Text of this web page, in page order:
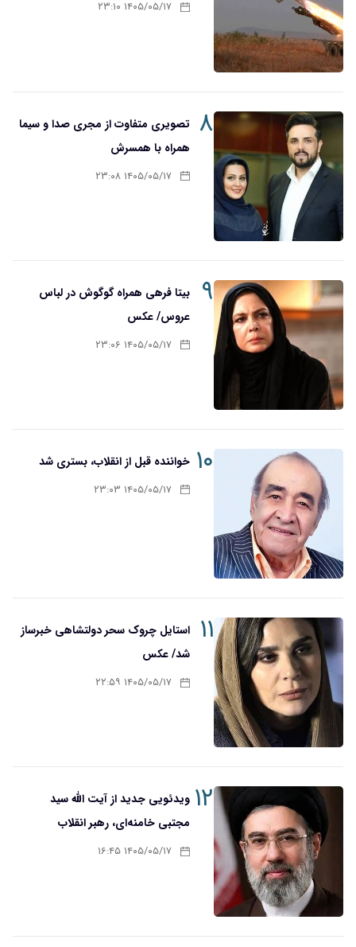
۱۴۰۵/۰۵/۱۷ ۲۳:۱۰
۸ تصویری متفاوت از مجری صدا و سیما
همراه با همسرش
۱۴۰۵/۰۵/۱۷ ۲۳:۰۸
۹
بیتا فرهی همراه گوگوش در لباس
عروس/ عکس
۱۴۰۵/۰۵/۱۷ ۲۳:۰۶
۱۰ خواننده قبل از انقلاب، بستری شد
۱۴۰۵/۰۵/۱۷ ۲۳:۰۳
۱۱
استایل چروک سحر دولتشاهی خبرساز
شد/ عکس
۱۴۰۵/۰۵/۱۷ ۲۲:۵۹
۱۲ویدئویی جدید از آیت الله سید
مجتبی خامنه‌ای، رهبر انقلاب
۱۴۰۵/۰۵/۱۷ ۱۶:۴۵